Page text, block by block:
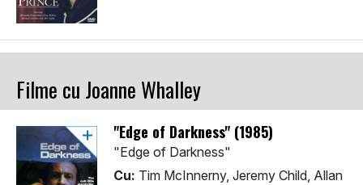
Filme cu Joanne Whalley
"Edge of Darkness" (1985)
"Edge of Darkness"
Cu: Tim McInnerny, Jeremy Child, Allan